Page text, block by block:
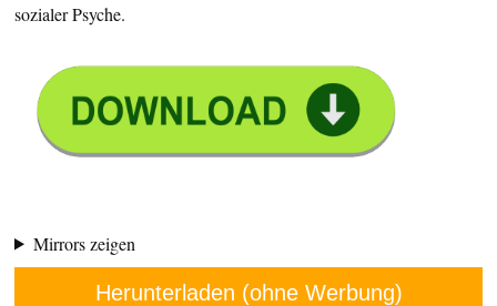
sozialer Psyche.
Mirrors zeigen
Herunterladen (ohne Werbung)